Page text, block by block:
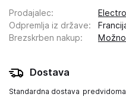
Prodajalec:
Odpremlja iz države:
Brezskrben nakup:
Dostava
Standardna dostava